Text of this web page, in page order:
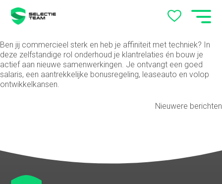
met SelectieTeam
Ben jij commercieel sterk en heb je affiniteit met techniek? In
deze zelfstandige rol onderhoud je klantrelaties én bouw je
actief aan nieuwe samenwerkingen. Je ontvangt een goed
salaris, een aantrekkelijke bonusregeling, leaseauto en volop
ontwikkelkansen.
Nieuwere berichten